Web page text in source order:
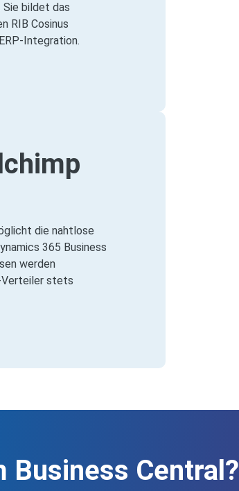
Sie bildet das
RIB Cosinus
die nahtlose
365 Business
werden
stets
Business Central?